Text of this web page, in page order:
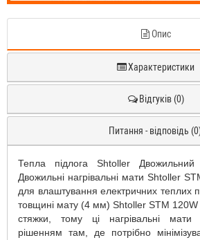
Опис
Характеристики
Відгуків (0)
Питання - відповідь
Тепла підлога Shtoller
Двожильні нагрівальні мати Shtoller
для влаштування електричних теплих
товщині мату (4 мм) Shtoller STM
стяжки, тому ці нагрівальні мати
рішенням там, де потрібно